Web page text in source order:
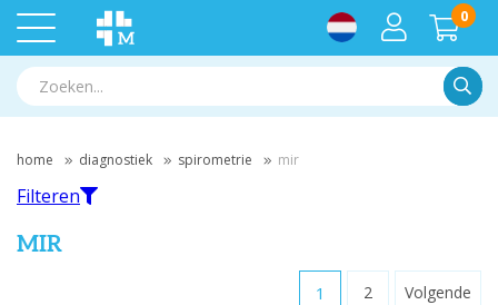
0
home diagnostiek spirometrie mir
Filteren
MIR
1 2 Volgende